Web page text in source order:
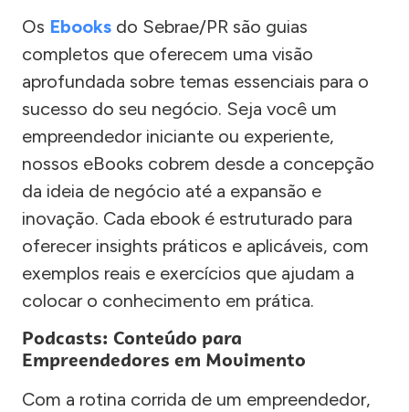
Os Ebooks do Sebrae/PR são guias
completos que oferecem uma visão
aprofundada sobre temas essenciais para o
sucesso do seu negócio. Seja você um
empreendedor iniciante ou experiente,
nossos eBooks cobrem desde a concepção
da ideia de negócio até a expansão e
inovação. Cada ebook é estruturado para
oferecer insights práticos e aplicáveis, com
exemplos reais e exercícios que ajudam a
colocar o conhecimento em prática.
Podcasts: Conteúdo para
Empreendedores em Movimento
Com a rotina corrida de um empreendedor,